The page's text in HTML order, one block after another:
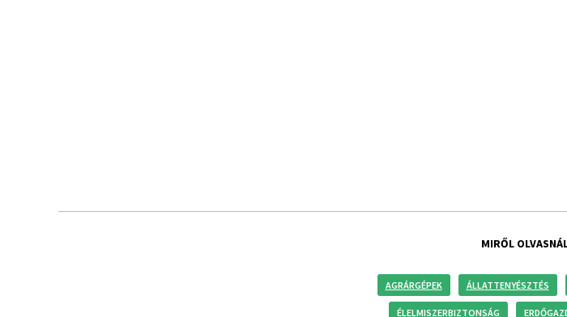
MIRŐL
AGRÁRGÉPEK ÁLLATTENYÉSZTÉS
ÉLELMISZERBIZTONSÁG